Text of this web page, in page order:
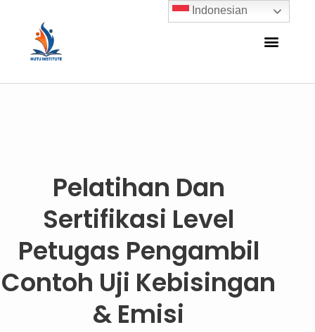
Pelatihan Dan
Sertifikasi Level
Petugas Pengambil
Contoh Uji Kebisingan
& Emisi
Indonesian